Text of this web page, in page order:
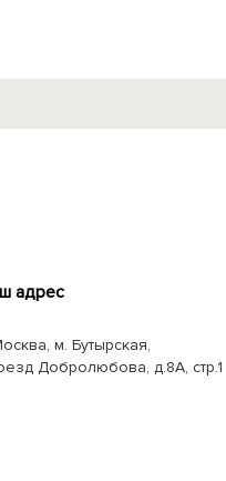
адрес
м. Бутырская,
Добролюбова, д.8А, стр.1